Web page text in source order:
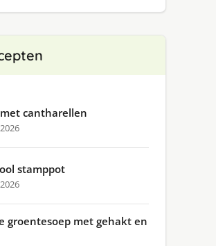
cantharellen
stamppot
groentesoep met gehakt en